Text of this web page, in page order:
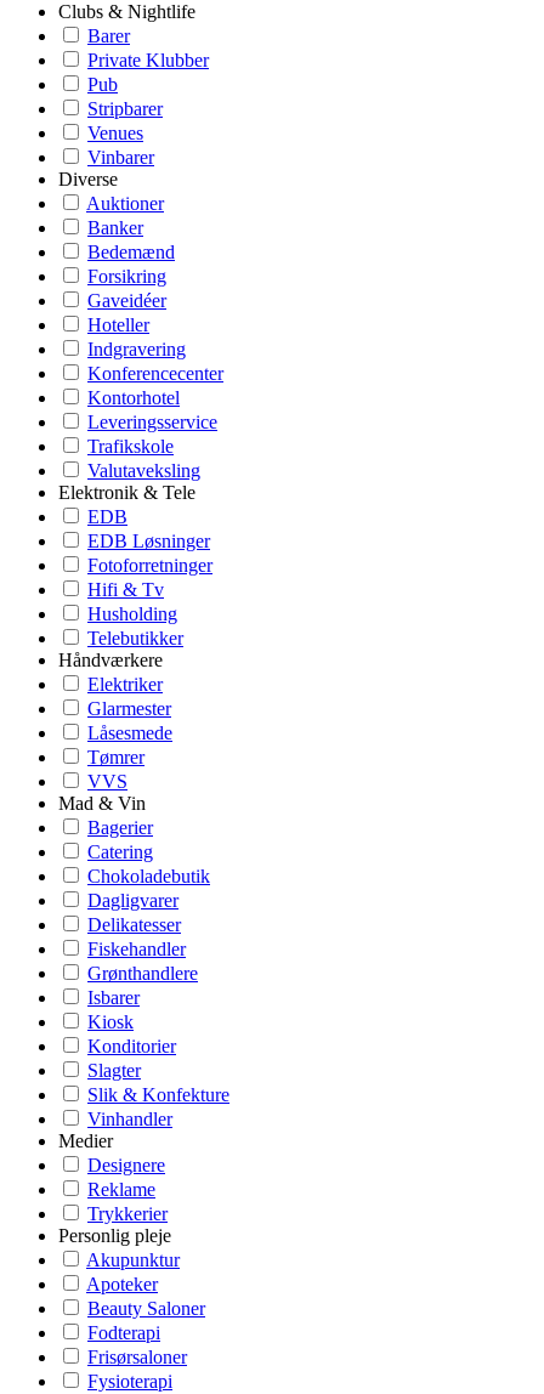
Clubs & Nightlife
Barer
Private Klubber
Pub
Stripbarer
Venues
Vinbarer
Diverse
Auktioner
Banker
Bedemænd
Forsikring
Gaveidéer
Hoteller
Indgravering
Konferencecenter
Kontorhotel
Leveringsservice
Trafikskole
Valutaveksling
Elektronik & Tele
EDB
EDB Løsninger
Fotoforretninger
Hifi & Tv
Husholding
Telebutikker
Håndværkere
Elektriker
Glarmester
Låsesmede
Tømrer
VVS
Mad & Vin
Bagerier
Catering
Chokoladebutik
Dagligvarer
Delikatesser
Fiskehandler
Grønthandlere
Isbarer
Kiosk
Konditorier
Slagter
Slik & Konfekture
Vinhandler
Medier
Designere
Reklame
Trykkerier
Personlig pleje
Akupunktur
Apoteker
Beauty Saloner
Fodterapi
Frisørsaloner
Fysioterapi